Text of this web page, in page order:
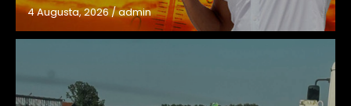
4 Augusta, 2026/admin